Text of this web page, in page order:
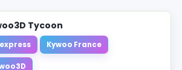
Tycoon
Kywoo France